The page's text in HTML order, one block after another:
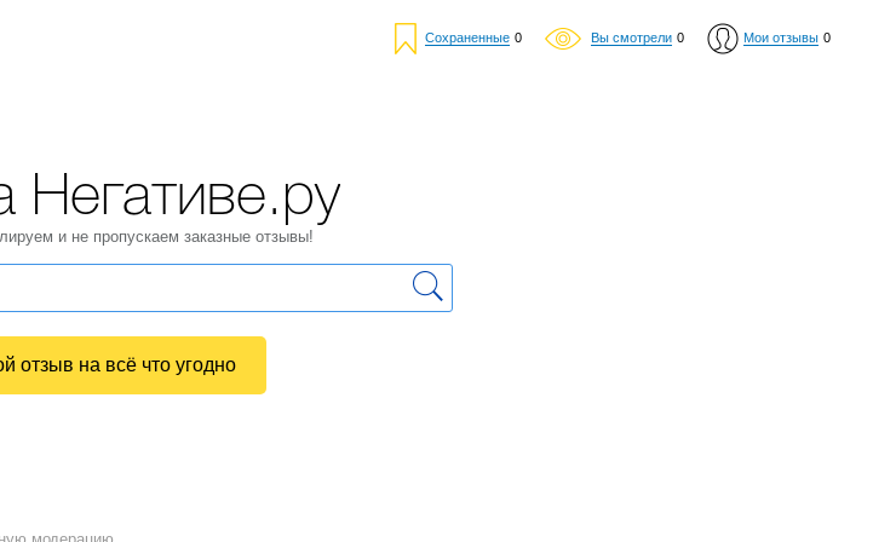
Сохраненные 0 Вы смотрели 0 Мои отзывы 0
Негативе.ру
и не пропускаем заказные отзывы!
отзыв на всё что угодно